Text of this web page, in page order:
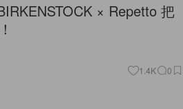
× Repetto 把
1.4K 0